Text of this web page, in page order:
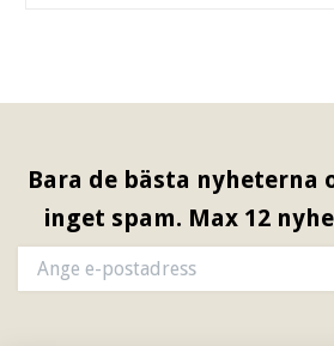
Bara de bästa nyheterna
inget spam. Max 12